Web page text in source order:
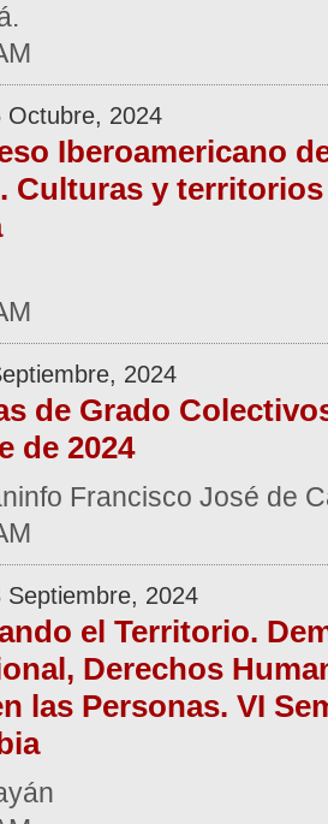
Octubre, 2024
Iberoamericano
Culturas y territorios
2024
de Grado
de 2024
Francisco José de
Septiembre, 2024
el Territorio.
Derechos
las Personas. VI